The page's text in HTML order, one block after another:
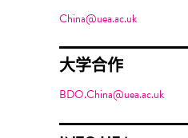
China@uea.ac.uk
大学合作
BDO.China@uea.ac.uk